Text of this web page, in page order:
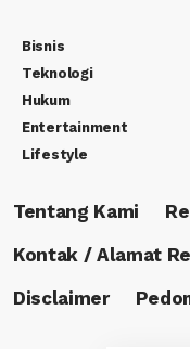
Bisnis
Teknologi
Hukum
Entertainment
Lifestyle
Tentang Kami
Kontak / Alamat
Disclaimer